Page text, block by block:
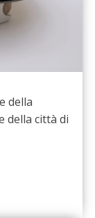
della
della città di